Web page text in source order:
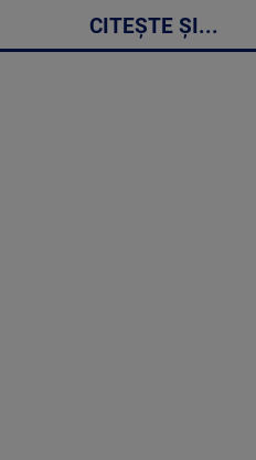
CITEȘTE ȘI...